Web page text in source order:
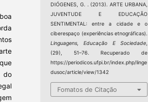
do
DIÓGENES, G. . (2013). ARTE URBANA,
JUVENTUDE E EDUCAÇÃO
SENTIMENTAL: entre a cidade e o
ciberespaço (experiências etnográficas).
Linguagens, Educação E Sociedade,
(29), 51–76. Recuperado de
https://periodicos.ufpi.br/index.php/linge
dusoc/article/view/1342
Fomatos de Citação